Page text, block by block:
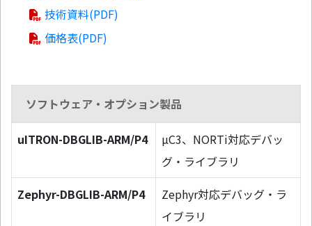
技術資料(PDF)
価格表(PDF)
ソフトウェア・オプション製品
uITRON-DBGLIB-ARM/P4
µC3、NORTi対応デバッ
グ・ライブラリ
Zephyr-DBGLIB-ARM/P4
Zephyr対応デバッグ・ラ
イブラリ